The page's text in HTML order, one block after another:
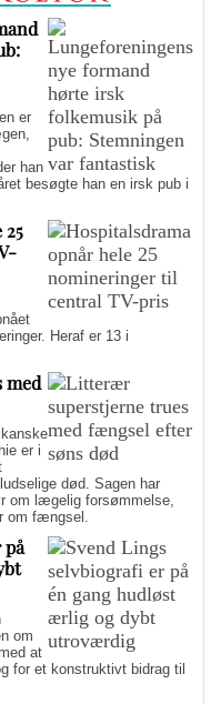
er
han
besøgte han en irsk pub i
Heraf er 13 i
med
er i
død. Sagen har
om lægelig forsømmelse,
om fængsel.
på
om
at
for et konstruktivt bidrag til